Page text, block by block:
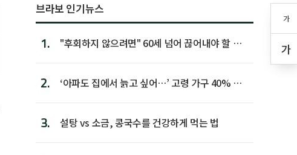
가
가
브라보 인기뉴스
1.
"후회하지 않으려면" 60세 넘어 끊어내야 할 사
2.
‘아파도 집에서 늙고 싶어…’ 고령 가구 40% 노
3. 설탕 vs 소금, 콩국수를 건강하게 먹는 법